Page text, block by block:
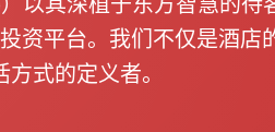
资平台。我们不仅是酒店
式的定义者。